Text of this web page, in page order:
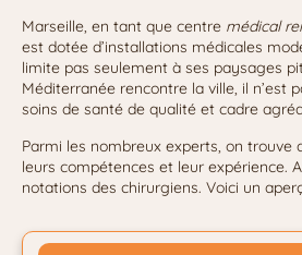
Marseille, en tant que centre médical
est dotée d’installations médicales
limite pas seulement à ses paysages
Méditerranée rencontre la ville, il n’est
soins de santé de qualité et cadre
Parmi les nombreux experts, on trouve
leurs compétences et leur expérience.
notations des chirurgiens. Voici un